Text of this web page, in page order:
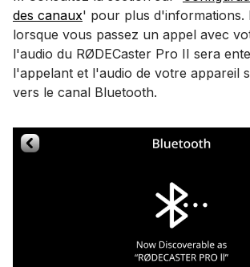
des canaux' pour plus d'informations.
lorsque vous passez un appel avec
l'audio du RØDECaster Pro II sera
l'appelant et l'audio de votre appareil
vers le canal Bluetooth.